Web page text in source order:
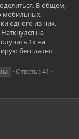
В общем,
мобильных
одного из них.
на
1к на
бесплатно
Ответы: 41